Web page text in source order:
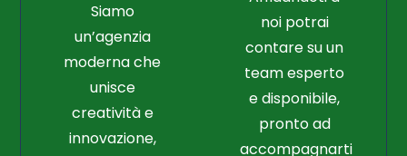
Siamo
un’agenzia
moderna che
unisce
creatività e
innovazione,
noi potrai
contare su un
team esperto
e disponibile,
pronto ad
accompagnarti